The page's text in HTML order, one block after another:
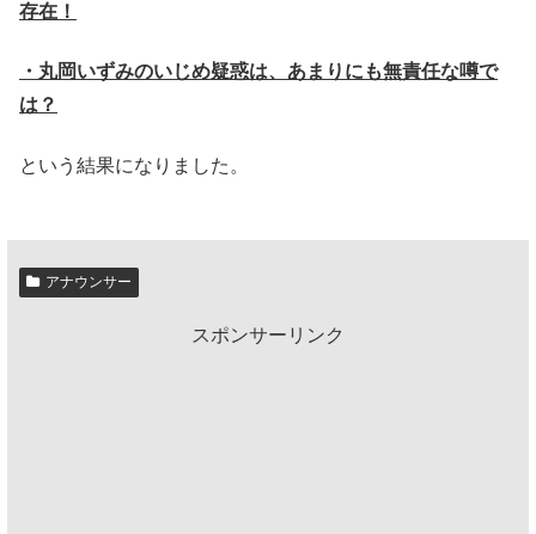
存在！
・丸岡いずみのいじめ疑惑は、あまりにも無責任な噂で
は？
という結果になりました。
アナウンサー
スポンサーリンク